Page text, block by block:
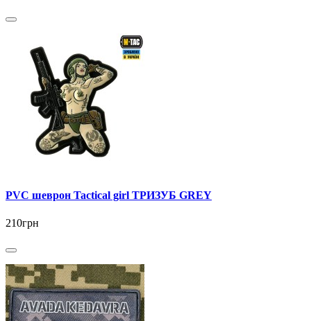
PVC шеврон Tactical girl ТРИЗУБ GREY
210грн